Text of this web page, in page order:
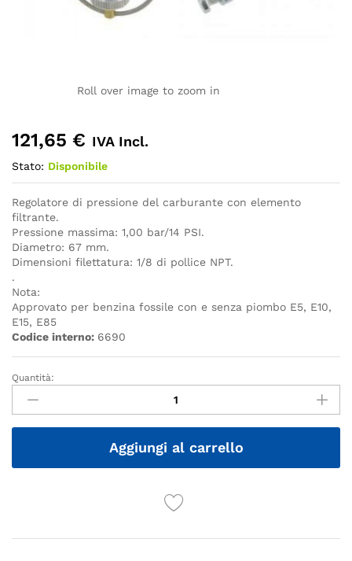
Roll over image to zoom in
121,65 € IVA Incl.
Stato: Disponibile
Regolatore di pressione del carburante con elemento
filtrante.
Pressione massima: 1,00 bar/14 PSI.
Diametro: 67 mm.
Dimensioni filettatura: 1/8 di pollice NPT.
.
Nota:
Approvato per benzina fossile con e senza piombo E5, E10,
E15, E85
Codice interno: 6690
Quantità
Quantità:
Aggiungi al carrello